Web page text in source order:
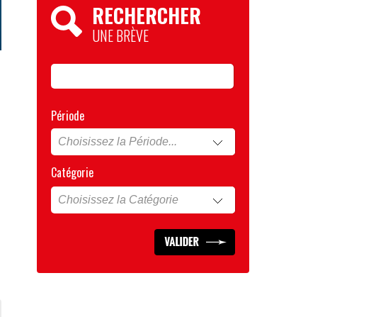
RECHERCHER
UNE BRÈVE
Période
Catégorie